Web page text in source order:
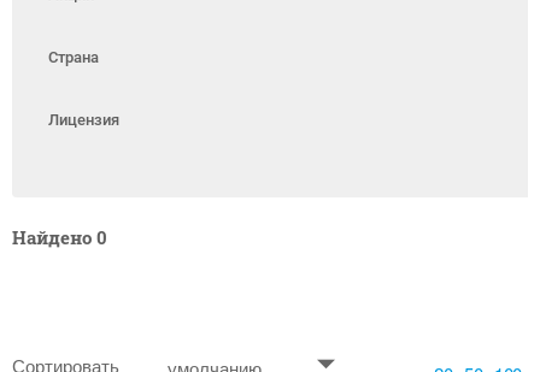
Страна
Лицензия
Найдено 0
Сортировать